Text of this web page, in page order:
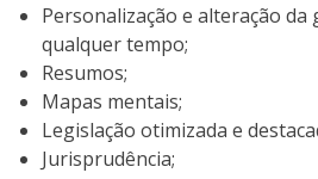
Personalização e alteração da
qualquer tempo;
Resumos;
Mapas mentais;
Legislação otimizada e
Jurisprudência;